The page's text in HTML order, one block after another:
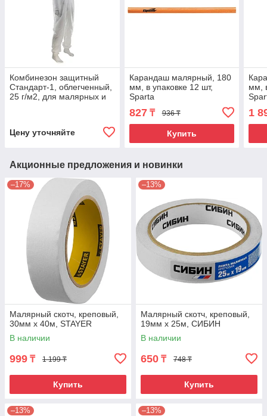
Комбинезон защитный
Стандарт-1, облегченный,
25 г/м2, для малярных и
Цену уточняйте
Карандаш малярный, 180
мм, в упаковке 12 шт,
Sparta
827₸ 936 ₸
Купить
мм,
1
Акционные предложения и новинки
–17%
Малярный скотч, креповый,
30мм х 40м, STAYER
В наличии
999 ₸ 1 199 ₸
Купить
–13%
Малярный скотч, креповый,
19мм х 25м, CИБИН
В наличии
650 ₸ 748 ₸
Купить
–13% –13%